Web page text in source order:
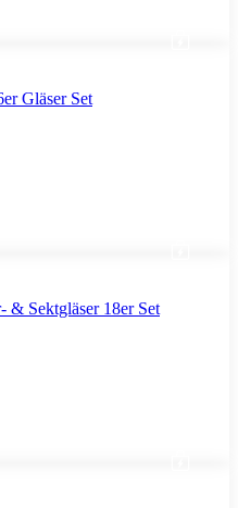
Gläser Set
Sektgläser 18er Set